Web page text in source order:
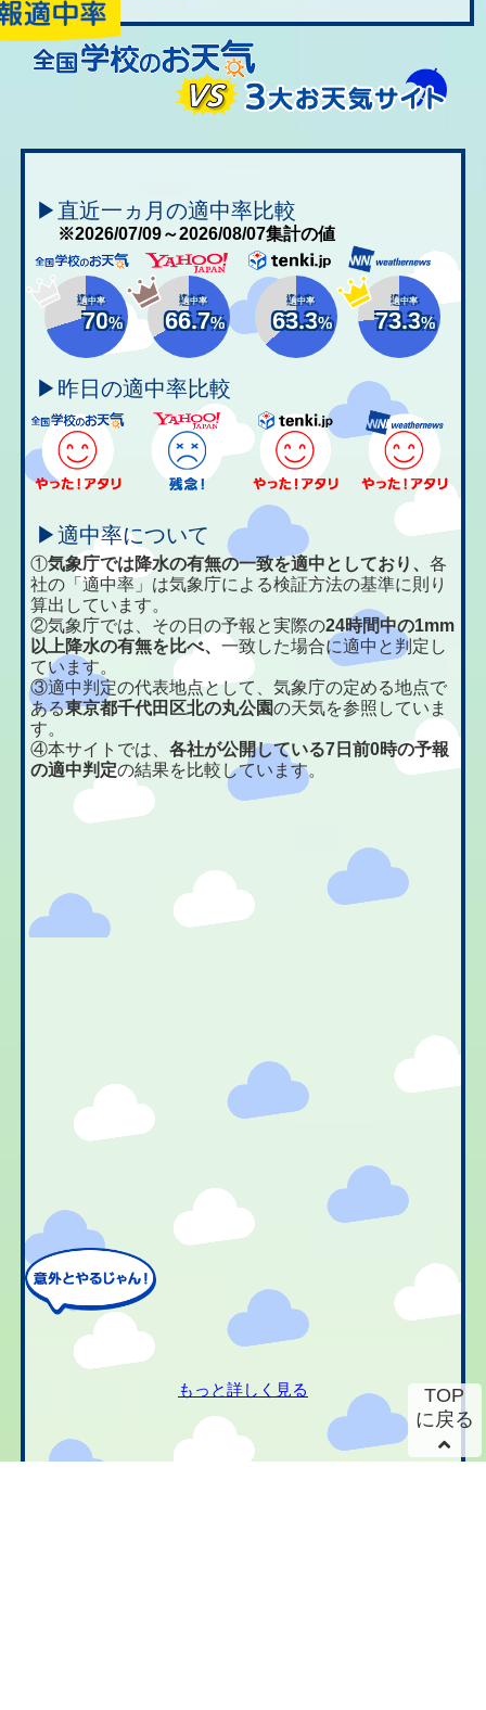
▶直近一ヵ月の適中率比較
※2026/07/09～2026/08/07集計の値
適中率
70%
適中率
66.7%
適中率
63.3%
適中率
73.3%
▶昨日の適中率比較
▶適中率について
①気象庁では降水の有無の一致を適中としており、各
社の「適中率」は気象庁による検証方法の基準に則り
算出しています。
②気象庁では、その日の予報と実際の24時間中の1mm
以上降水の有無を比べ、一致した場合に適中と判定し
ています。
③適中判定の代表地点として、気象庁の定める地点で
ある東京都千代田区北の丸公園の天気を参照していま
す。
④本サイトでは、各社が公開している7日前0時の予報
の適中判定の結果を比較しています。
もっと詳しく見る
TOP
に戻る